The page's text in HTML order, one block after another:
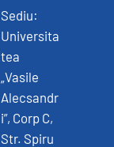
Sediu:
Universita
tea
„Vasile
Alecsandr
i”, Corp C,
Str. Spiru